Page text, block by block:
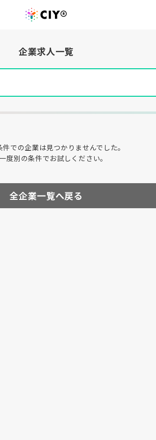
企業求人一覧
件での企業は見つかりませんでした。
度別の条件でお試しください。
全企業一覧へ戻る